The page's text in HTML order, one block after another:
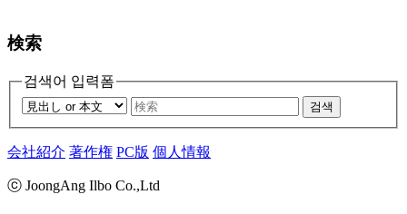
検索
검색어 입력폼
검색
会社紹介 著作権 PC版 個人情報
ⓒ JoongAng Ilbo Co.,Ltd